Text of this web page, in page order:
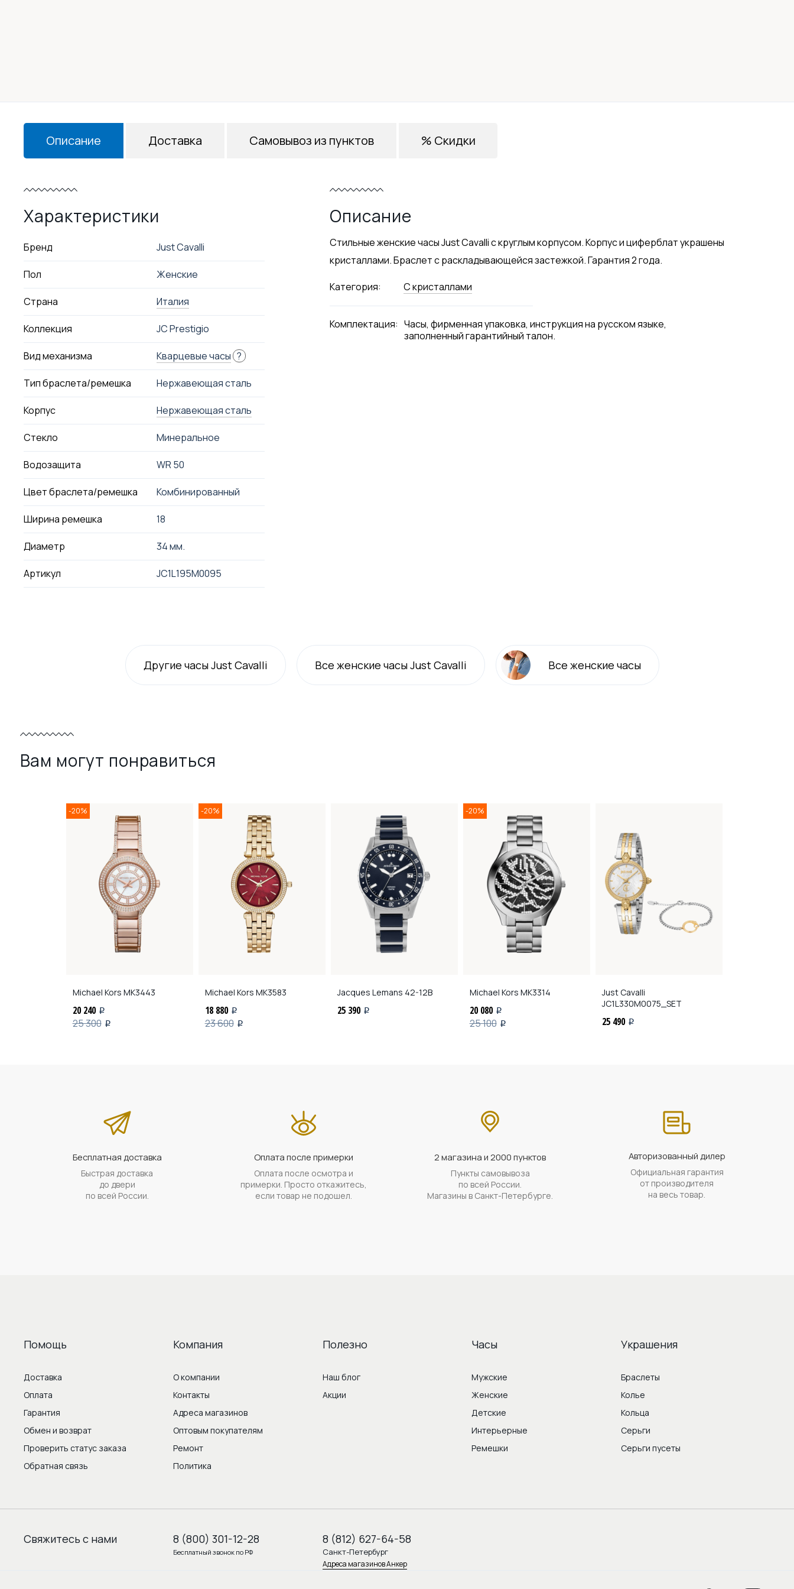
Описание
Характеристики
Бренд Just Cavalli
Пол Женские
Страна Италия
Коллекция JC Prestigio
Вид механизма Кварцевые часы ?
Тип браслета/ремешка Нержавеющая сталь
Корпус Нержавеющая сталь
Стекло Минеральное
Водозащита WR 50
Цвет браслета/ремешка Комбинированный
Ширина ремешка 18
Диаметр 34 мм.
Артикул JC1L195M0095
Описание
Стильные женские часы Just Cavalli с круглым корпусом. Корпус и циферблат украшены
кристаллами. Браслет с раскладывающейся застежкой. Гарантия 2 года.
Категория: С кристаллами
Комплектация: Часы, фирменная упаковка, инструкция на русском языке,
заполненный гарантийный талон.
Доставка Самовывоз из пунктов % Скидки
Другие часы Just Cavalli Всеженские часы Just Cavalli Всеженские часы
Вам могут понравиться
-20%
Michael Kors MK3443
20 240 i
25 300 i
-20%
Michael Kors MK3583
18 880 i
23 600 i
Jacques Lemans 42-12B
25 390 i
-20%
Michael Kors MK3314
20 080 i
25 100 i
Just Cavalli
JC1L330M0075_SET
25 490 i
Бесплатная доставка
Быстрая доставка
до двери
по всей России.
Оплата после примерки
Оплата после осмотра и
примерки. Просто откажитесь,
если товар не подошел.
2 магазина и 2000 пунктов
Пункты самовывоза
по всей России.
Магазины в Санкт-Петербурге.
Авторизованный дилер
Официальная гарантия
от производителя
на весь товар.
Помощь
Доставка
Оплата
Гарантия
Обмен и возврат
Проверить статус заказа
Обратная связь
Компания
О компании
Контакты
Адреса магазинов
Оптовым покупателям
Ремонт
Политика
Полезно
Наш блог
Акции
Часы
Мужские
Женские
Детские
Интерьерные
Ремешки
Украшения
Браслеты
Колье
Кольца
Серьги
Серьги пусеты
Свяжитесь с нами 8 (800) 301-12-28
Бесплатный звонок по РФ
8 (812) 627-64-58
Санкт-Петербург
Адреса магазинов Анкер